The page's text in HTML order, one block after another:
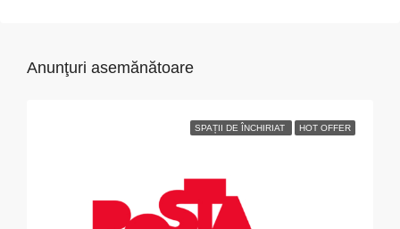
Anunţuri asemănătoare
SPAȚII DE ÎNCHIRIAT HOT OFFER